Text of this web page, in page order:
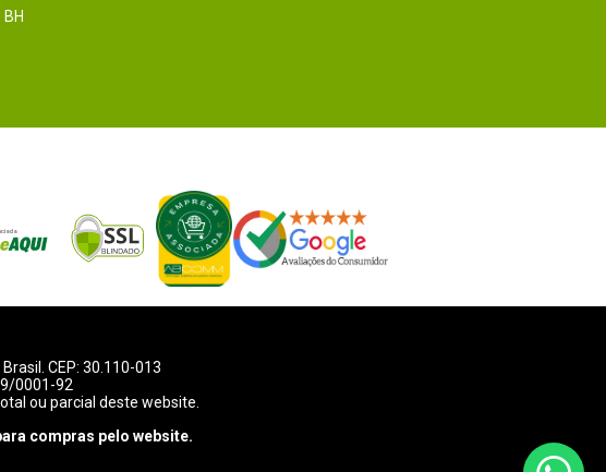
Brasil. CEP: 30.110-013
0001-92
ou parcial deste website.
compras pelo website.